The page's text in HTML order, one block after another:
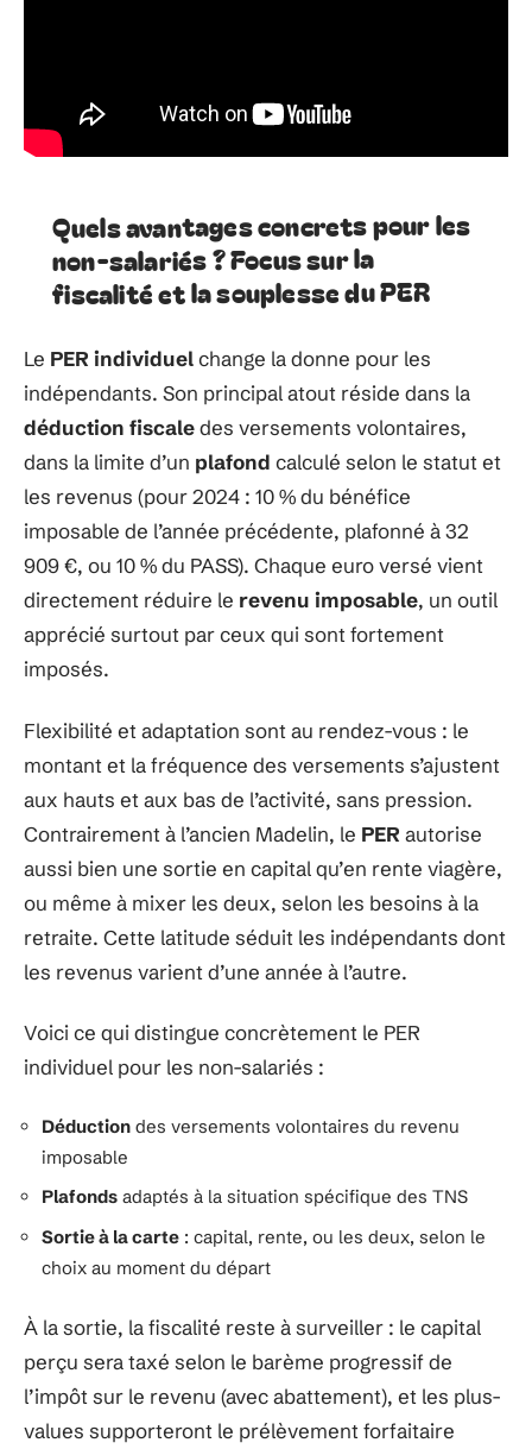
Quels avantages concrets pour les
non-salariés ? Focus sur la
fiscalité et la souplesse du PER
Le PER individuelchange la donne pour les
indépendants. Son principal atout réside dans la
déduction fiscaledes versements volontaires,
dans la limite d’un plafond calculé selon le statut et
les revenus (pour 2024 : 10 % du bénéfice
imposable de l’année précédente, plafonné à 32
909 €, ou 10 % du PASS). Chaque euro versé vient
directement réduire le revenu imposable, un outil
apprécié surtout par ceux qui sont fortement
imposés.
Flexibilité et adaptation sont au rendez-vous : le
montant et la fréquence des versements s’ajustent
aux hauts et aux bas de l’activité, sans pression.
Contrairement à l’ancien Madelin, le PER autorise
aussi bien une sortie en capital qu’en rente viagère,
ou même à mixer les deux, selon les besoins à la
retraite. Cette latitude séduit les indépendants dont
les revenus varient d’une année à l’autre.
Voici ce qui distingue concrètement le PER
individuel pour les non-salariés :
Déduction des versements volontaires du revenu
imposable
Plafonds adaptés à la situation spécifique des TNS
Sortie à la carte : capital, rente, ou les deux, selon le
choix au moment du départ
À la sortie, la fiscalité reste à surveiller : le capital
perçu sera taxé selon le barème progressif de
l’impôt sur le revenu (avec abattement), et les plus-
values supporteront le prélèvement forfaitaire